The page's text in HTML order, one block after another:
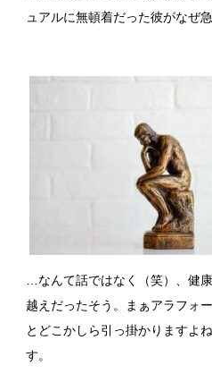
ュアルに無頓着だった彼がなぜ
…なんて話ではなく（笑）、健
越えだったそう。まぁアラフォ
とどこかしら引っ掛かりますよ
す。